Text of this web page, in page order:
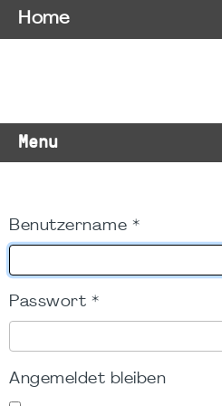
Menu
Benutzername *
Passwort *
Angemeldet bleiben
Home